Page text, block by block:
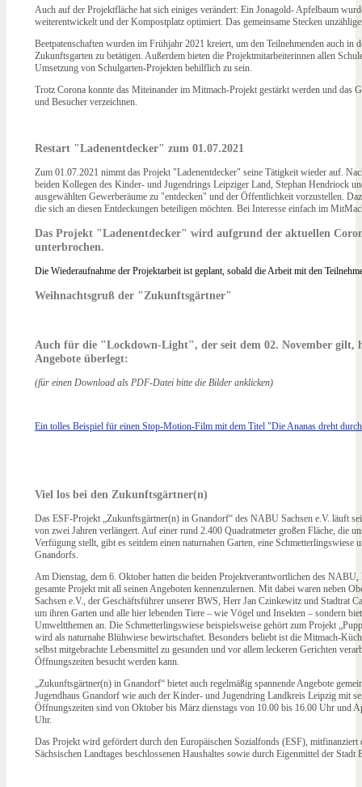
Auch auf der Projektfläche hat sich einiges verändert: Ein Jonagold- Apfelbaum
weiterentwickelt und der Kompostplatz optimiert. Das gemeinsame Stecken
Beetpatenschaften wurden im Frühjahr 2021 kreiert, um den Teilnehmenden auch
Zukunftsgarten zu betätigen. Außerdem bieten die Projektmitarbeiterinnen allen
Umsetzung von Schulgarten-Projekten behilflich zu sein.
Trotz Corona konnte das Miteinander im Mitmach-Projekt gestärkt werden und das
und Besucher verzeichnen.
Restart "Ladenentdecker" zum 01.07.2021
Zum 01.07.2021 nimmt das Projekt "Ladenentdecker" seine Tätigkeit wieder auf.
beiden Kollegen des Kinder- und Jugendrings Leipziger Land, Stephan Hendriock
ausgewählten Gewerberäume zu "entdecken" und der Öffentlichkeit vorzustellen.
die sich an diesen Entdeckungen beteiligen möchten. Bei Interesse einfach im
Das Projekt "Ladenentdecker" wird aufgrund der aktuellen
unterbrochen.
Die Wiederaufnahme der Projektarbeit ist geplant, sobald die Arbeit mit den
Weihnachtsgruß der "Zukunftsgärtner"
Auch für die "Lockdown-Light", der seit dem 02. November gilt,
Angebote überlegt:
(für einen Download als PDF-Datei bitte die Bilder anklicken)
Ein tolles Beispiel für einen Stop-Motion-Film mit dem Titel "Die Ananas dreht
Viel los bei den Zukunftsgärtner(n)
Das ESF-Projekt „Zukunftsgärtner(n) in Gnandorf“ des NABU Sachsen e.V. läuft
von zwei Jahren verlängert. Auf einer rund 2.400 Quadratmeter großen Fläche, die
Verfügung stellt, gibt es seitdem einen naturnahen Garten, eine
Gnandorfs.
Am Dienstag, dem 6. Oktober hatten die beiden Projektverantwortlichen des
gesamte Projekt mit all seinen Angeboten kennenzulernen. Mit dabei waren neben
Sachsen e.V., der Geschäftsführer unserer BWS, Herr Jan Czinkewitz und Stadtrat
um ihren Garten und alle hier lebenden Tiere – wie Vögel und Insekten – sondern
Umweltthemen an. Die Schmetterlingswiese beispielsweise gehört zum Projekt
wird als naturnahe Blühwiese bewirtschaftet. Besonders beliebt ist die Mitmach-
selbst mitgebrachte Lebensmittel zu gesunden und vor allem leckeren Gerichten
Öffnungszeiten besucht werden kann.
„Zukunftsgärtner(n) in Gnandorf“ bietet auch regelmäßig spannende Angebote
Jugendhaus Gnandorf wie auch der Kinder- und Jugendring Landkreis Leipzig mit
Öffnungszeiten sind von Oktober bis März dienstags von 10.00 bis 16.00 Uhr und
Uhr.
Das Projekt wird gefördert durch den Europäischen Sozialfonds (ESF),
Sächsischen Landtages beschlossenen Haushaltes sowie durch Eigenmittel der Stadt